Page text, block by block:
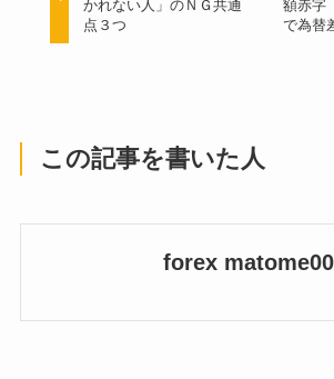
かれない人」のＮＧ共通
点３つ
額赤字
で為替
この記事を書いた人
forex matome00